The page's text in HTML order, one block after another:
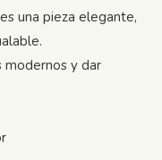
una pieza elegante,
modernos y dar